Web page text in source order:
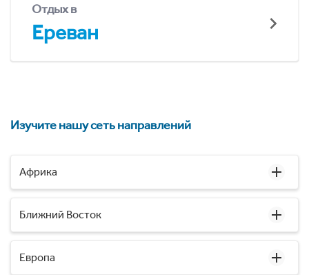
Отдых в
Ереван
Изучите нашу сеть направлений
Африка
Ближний Восток
Европа